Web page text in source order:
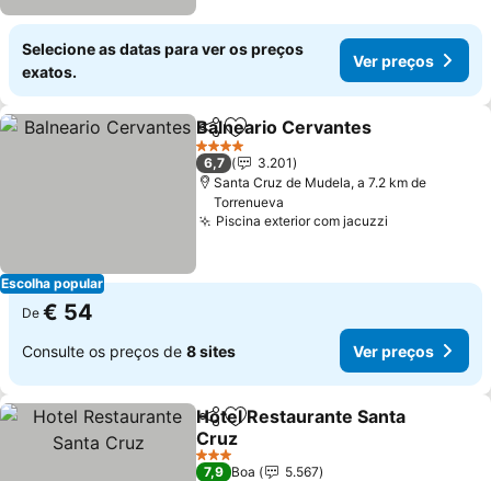
Selecione as datas para ver os preços
exatos.
Ver preços
Escolha popular
PartilharAdicionar aos favoritos
Balneario Cervantes
4 Estrelas
6,7
3.201
Santa Cruz de Mudela, a 7.2 km de
Torrenueva
Piscina exterior com jacuzzi
De € 54
Consulte os preços de 8 sites Ver preços
PartilharAdicionar aos favoritos
Hotel Restaurante Santa
Cruz
Ver preços
3 Estrelas
7,9 Boa
5.567